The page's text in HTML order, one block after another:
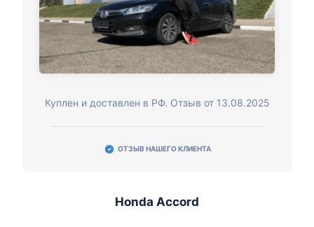
Куплен и доставлен в РФ. Отзыв от 13.08.2025
ОТЗЫВ НАШЕГО КЛИЕНТА
Honda Accord